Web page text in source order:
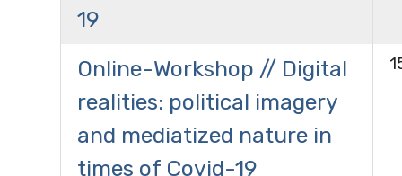
19
Online-Workshop // Digital
realities: political imagery
and mediatized nature in
times of Covid-19